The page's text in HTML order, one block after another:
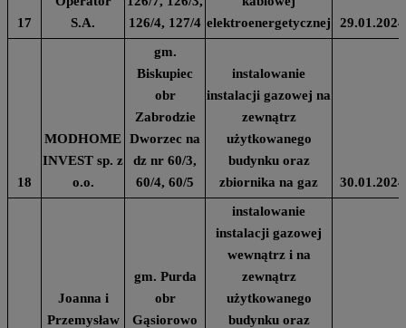
17
S.A.
126/4, 127/4 elektroenergetycznej
29.01.2024
18
MODHOME
INVEST sp. z
o.o.
gm.
Biskupiec
obr
Zabrodzie
Dworzec na
dz nr 60/3,
60/4, 60/5
instalowanie
instalacji gazowej na
zewnątrz
użytkowanego
budynku oraz
zbiornika na gaz
30.01.2024
Joanna i
Przemysław
gm. Purda
obr
Gąsiorowo
instalowanie
instalacji gazowej
wewnątrz i na
zewnątrz
użytkowanego
budynku oraz